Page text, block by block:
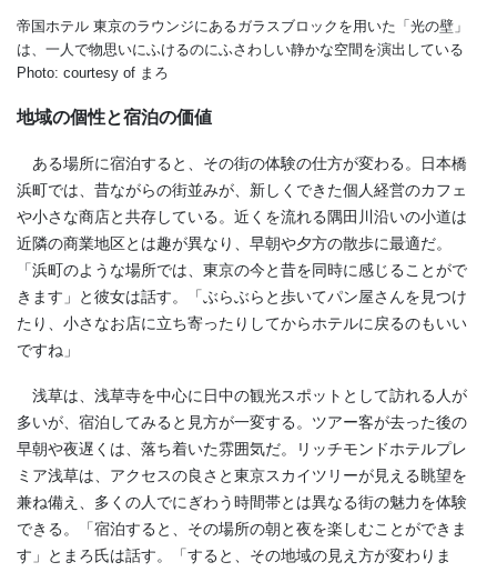
帝国ホテル 東京のラウンジにあるガラスブロックを用いた「光の壁」
は、一人で物思いにふけるのにふさわしい静かな空間を演出している
Photo: courtesy of まろ
地域の個性と宿泊の価値
ある場所に宿泊すると、その街の体験の仕方が変わる。日本橋
浜町では、昔ながらの街並みが、新しくできた個人経営のカフェ
や小さな商店と共存している。近くを流れる隅田川沿いの小道は
近隣の商業地区とは趣が異なり、早朝や夕方の散歩に最適だ。
「浜町のような場所では、東京の今と昔を同時に感じることがで
きます」と彼女は話す。「ぶらぶらと歩いてパン屋さんを見つけ
たり、小さなお店に立ち寄ったりしてからホテルに戻るのもいい
ですね」
浅草は、浅草寺を中心に日中の観光スポットとして訪れる人が
多いが、宿泊してみると見方が一変する。ツアー客が去った後の
早朝や夜遅くは、落ち着いた雰囲気だ。リッチモンドホテルプレ
ミア浅草は、アクセスの良さと東京スカイツリーが見える眺望を
兼ね備え、多くの人でにぎわう時間帯とは異なる街の魅力を体験
できる。「宿泊すると、その場所の朝と夜を楽しむことができま
す」とまろ氏は話す。「すると、その地域の見え方が変わりま